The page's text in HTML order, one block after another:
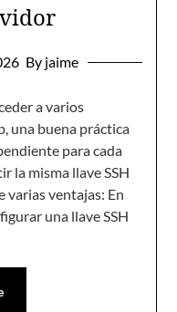
By jaime
a varios
una buena práctica
para cada
la misma llave SSH
varias ventajas: En
una llave SSH